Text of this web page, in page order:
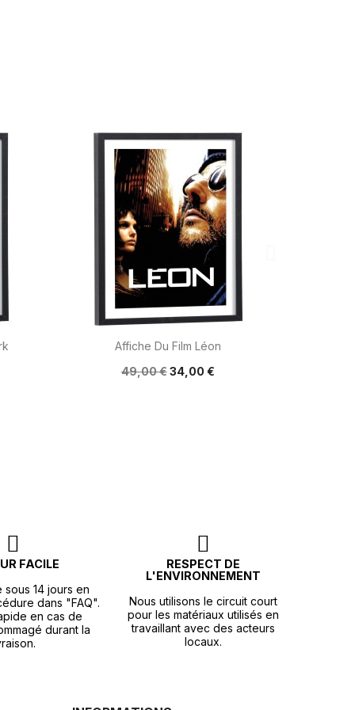
Aperçu rapide
Affiche Du Film Léon
49,00 €34,00 €
FACILE
sous 14 jours en
dans "FAQ".
en cas de
durant la
RESPECT DE
L'ENVIRONNEMENT
Nous utilisons le circuit court
pour les matériaux utilisés en
travaillant avec des acteurs
locaux.